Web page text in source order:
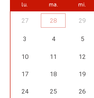
lu. ma. mi.
27 28 29
3 4 5
10 11 12
17 18 19
24 25 26